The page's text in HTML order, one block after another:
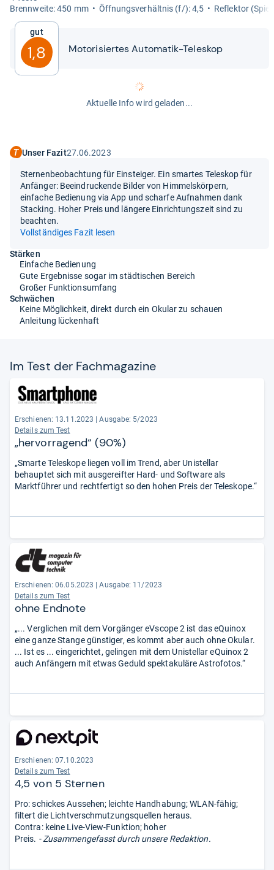
Brenn­weite: 450 mm
Öff­nungs­ver­hält­nis (f/): 4,5 Reflek­tor
Gut
1,8 Moto­ri­sier­tes Auto­ma­tik-​​Tele­skop
Aktuelle Info wird geladen...
Unser Fazit27.06.2023
Sternenbeobachtung für Einsteiger. Ein smartes Teleskop für
Anfänger: Beeindruckende Bilder von Himmelskörpern,
einfache Bedienung via App und scharfe Aufnahmen dank
Stacking. Hoher Preis und längere Einrichtungszeit sind zu
beachten.
Vollständiges Fazit lesen
Stärken
Einfache Bedienung
Gute Ergebnisse sogar im städtischen Bereich
Großer Funktionsumfang
Schwächen
Keine Möglichkeit, direkt durch ein Okular zu schauen
Anleitung lückenhaft
Im Test der Fach­ma­ga­zine
Erschienen: 13.11.2023 | Ausgabe: 5/2023
Details zum Test
„hervorragend“ (90%)
„Smarte Teleskope liegen voll im Trend, aber Unistellar
behauptet sich mit ausgereifter Hard- und Software als
Marktführer und rechtfertigt so den hohen Preis der Teleskope.“
Erschienen: 06.05.2023 | Ausgabe: 11/2023
Details zum Test
ohne Endnote
„... Verglichen mit dem Vorgänger eVscope 2 ist das eQuinox
eine ganze Stange günstiger, es kommt aber auch ohne Okular.
... Ist es ... eingerichtet, gelingen mit dem Unistellar eQuinox 2
auch Anfängern mit etwas Geduld spektakuläre Astrofotos.“
Erschienen: 07.10.2023
Details zum Test
4,5 von 5 Sternen
Pro: schickes Aussehen; leichte Handhabung; WLAN-fähig;
filtert die Lichtverschmutzungsquellen heraus.
Contra: keine Live-View-Funktion; hoher
Preis. - Zusammengefasst durch unsere Redaktion.